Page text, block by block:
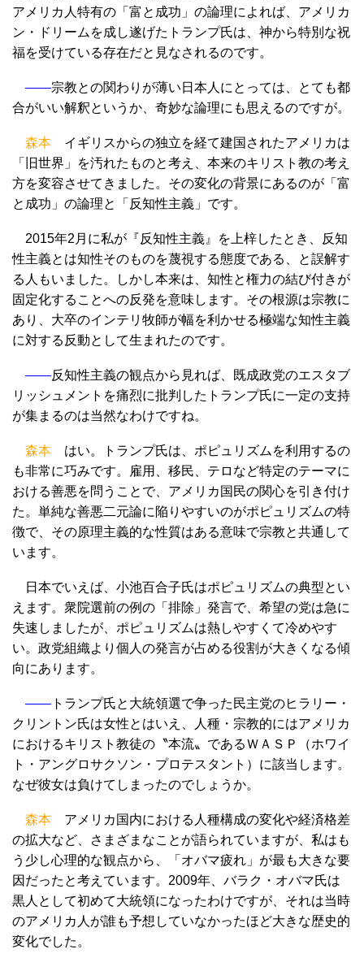
アメリカ人特有の「富と成功」の論理によれば、アメリカ
ン・ドリームを成し遂げたトランプ氏は、神から特別な祝
福を受けている存在だと見なされるのです。
――宗教との関わりが薄い日本人にとっては、とても都
合がいい解釈というか、奇妙な論理にも思えるのですが。
森本 イギリスからの独立を経て建国されたアメリカは
「旧世界」を汚れたものと考え、本来のキリスト教の考え
方を変容させてきました。その変化の背景にあるのが「富
と成功」の論理と「反知性主義」です。
2015年2月に私が『反知性主義』を上梓したとき、反知
性主義とは知性そのものを蔑視する態度である、と誤解す
る人もいました。しかし本来は、知性と権力の結び付きが
固定化することへの反発を意味します。その根源は宗教に
あり、大卒のインテリ牧師が幅を利かせる極端な知性主義
に対する反動として生まれたのです。
――反知性主義の観点から見れば、既成政党のエスタブ
リッシュメントを痛烈に批判したトランプ氏に一定の支持
が集まるのは当然なわけですね。
森本 はい。トランプ氏は、ポピュリズムを利用するの
も非常に巧みです。雇用、移民、テロなど特定のテーマに
おける善悪を問うことで、アメリカ国民の関心を引き付け
た。単純な善悪二元論に陥りやすいのがポピュリズムの特
徴で、その原理主義的な性質はある意味で宗教と共通して
います。
日本でいえば、小池百合子氏はポピュリズムの典型とい
えます。衆院選前の例の「排除」発言で、希望の党は急に
失速しましたが、ポピュリズムは熱しやすくて冷めやす
い。政党組織より個人の発言が占める役割が大きくなる傾
向にあります。
―― トランプ氏と大統領選で争った民主党のヒラリー・
クリントン氏は女性とはいえ、人種・宗教的にはアメリカ
におけるキリスト教徒の〝本流〟であるＷＡＳＰ（ホワイ
ト・アングロサクソン・プロテスタント）に該当します。
なぜ彼女は負けてしまったのでしょうか。
森本 アメリカ国内における人種構成の変化や経済格差
の拡大など、さまざまなことが語られていますが、私はも
う少し心理的な観点から、「オバマ疲れ」が最も大きな要
因だったと考えています。2009年、バラク・オバマ氏は
黒人として初めて大統領になったわけですが、それは当時
のアメリカ人が誰も予想していなかったほど大きな歴史的
変化でした。